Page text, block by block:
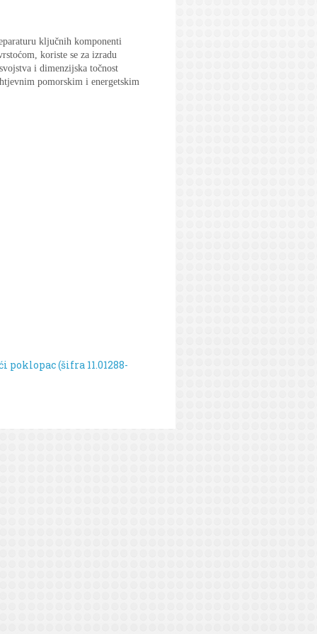
ključnih komponenti
koriste se za izradu
i dimenzijska točnost
pomorskim i energetskim
poklopac (šifra 11.01288-